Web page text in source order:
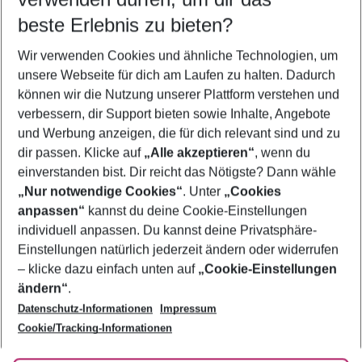
5-8 Nächte
2 Erwachsene Keine Kinder
Mehr Filter anzeigen
Footer
Footer navigation
Über uns
AGB
Bestpreisgarantie
Cookie-Einstellungen ändern
Cookie-Richtlinie
Agenturbetreuung
Barrierefreies Reisen
Folge uns
beste Erlebnis zu bieten?
Wir verwenden Cookies und ähnliche Technologien, um
unsere Webseite für dich am Laufen zu halten. Dadurch
können wir die Nutzung unserer Plattform verstehen und
verbessern, dir Support bieten sowie Inhalte, Angebote
und Werbung anzeigen, die für dich relevant sind und zu
dir passen. Klicke auf „Alle akzeptieren“, wenn du
einverstanden bist. Dir reicht das Nötigste? Dann wähle
„Nur notwendige Cookies“. Unter „Cookies
anpassen“ kannst du deine Cookie-Einstellungen
individuell anpassen. Du kannst deine Privatsphäre-
Einstellungen natürlich jederzeit ändern oder widerrufen
– klicke dazu einfach unten auf „Cookie-Einstellungen
ändern“.
Datenschutz-Informationen
Impressum
Cookie/Tracking-Informationen